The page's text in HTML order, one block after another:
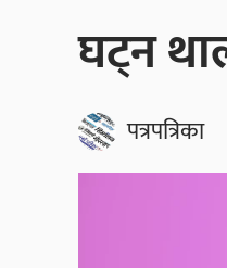
घट्न
पत्रपत्रिका